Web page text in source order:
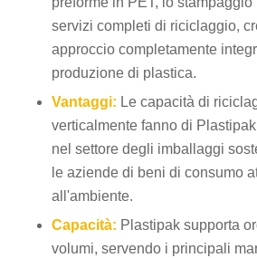
servizi completi di riciclaggio,
approccio completamente
produzione di plastica.
Vantaggi: Le capacità di
verticalmente fanno di
nel settore degli imballaggi
le aziende di beni di consumo
all'ambiente.
Capacità: Plastipak supporta
volumi, servendo i principali